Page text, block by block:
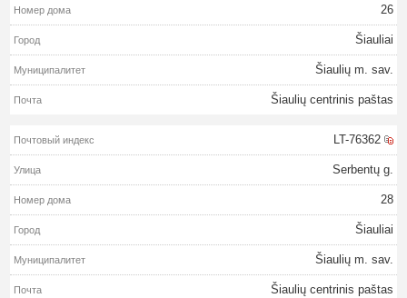
26
Šiauliai
Šiaulių m. sav.
Šiaulių centrinis paštas
LT-76362
Serbentų g.
28
Šiauliai
Šiaulių m. sav.
Šiaulių centrinis paštas